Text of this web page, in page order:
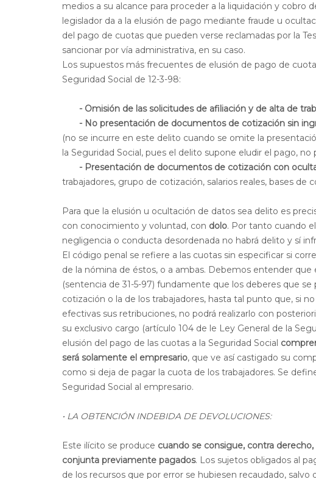
medios a su alcance para proceder a la liquidación y
legislador da a la elusión de pago mediante fraude u
del pago de cuotas que pueden verse reclamadas por la
sancionar por vía administrativa, en su caso.
Los supuestos más frecuentes de elusión de pago de
Seguridad Social de 12-3-98:
- Omisión de las solicitudes de afiliación y de alta de
- No presentación de documentos de cotización sin
(no se incurre en este delito cuando se omite la
la Seguridad Social, pues el delito supone eludir el pago,
- Presentación de documentos de cotización con
trabajadores, grupo de cotización, salarios reales, bases de
Para que la elusión u ocultación de datos sea delito es
con conocimiento y voluntad, con dolo. Por tanto cuando
negligencia o conducta desordenada no habrá delito y sí
El código penal se refiere a las cuotas sin especificar si
de la nómina de éstos, o a ambas. Debemos entender
(sentencia de 31-5-97) fundamente que los deberes que
cotización o la de los trabajadores, hasta tal punto que, si
efectivas sus retribuciones, no podrá realizarlo con
su exclusivo cargo (artículo 104 de le Ley General de la
elusión del pago de las cuotas a la Seguridad Social
será solamente el empresario, que ve así castigado su
como si deja de pagar la cuota de los trabajadores. Se
Seguridad Social al empresario.
· LA OBTENCIÓN INDEBIDA DE DEVOLUCIONES:
Este ilícito se produce cuando se consigue, contra
conjunta previamente pagados. Los sujetos obligados al
de los recursos que por error se hubiesen recaudado,